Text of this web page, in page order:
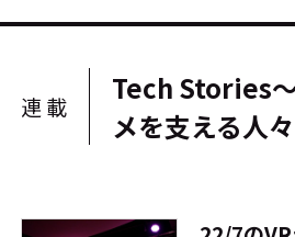
連載
Tech Stories
メを支える人